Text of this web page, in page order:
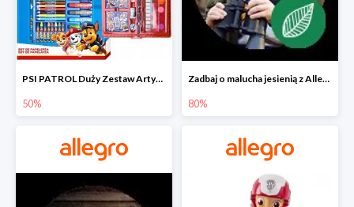
PSI PATROL Duży Zestaw Artystyczny 52 elementy na piąty komplet -50%
50%
Zadbaj o malucha jesienią z Allegro do -80%
80%